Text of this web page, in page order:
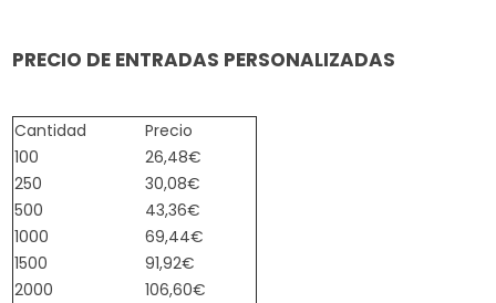
PRECIO DE ENTRADAS PERSONALIZADAS
Cantidad
Precio
100
26,48€
250
30,08€
500
43,36€
1000
69,44€
1500
91,92€
2000
106,60€